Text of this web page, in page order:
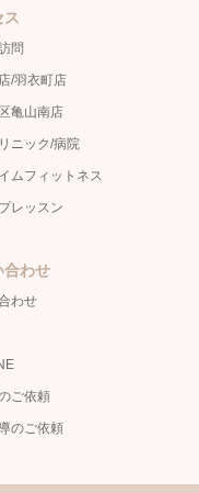
ス
問
/羽衣町店
亀山南店
ニック/病院
ムフィットネス
レッスン
合わせ
わせ
ご依頼
のご依頼